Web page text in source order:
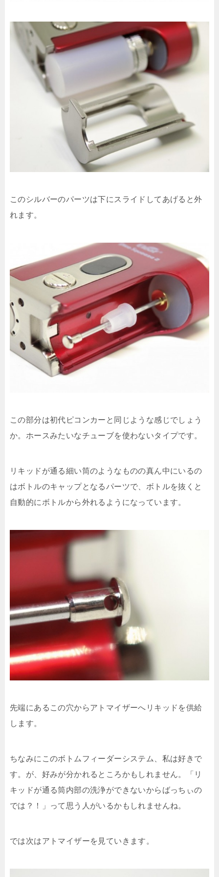
このシルバーのパーツは下にスライドしてあげると外
れます。
この部分は初代ピコンカーと同じような感じでしょう
か。ホースみたいなチューブを使わないタイプです。
リキッドが通る細い筒のようなものの真ん中にいるの
はボトルのキャップとなるパーツで、ボトルを抜くと
自動的にボトルから外れるようになっています。
先端にあるこの穴からアトマイザーへリキッドを供給
します。
ちなみにこのボトムフィーダーシステム、私は好きで
す。が、好みが分かれるところかもしれません。「リ
キッドが通る筒内部の洗浄ができないからばっちぃの
では？！」って思う人がいるかもしれませんね。
では次はアトマイザーを見ていきます。